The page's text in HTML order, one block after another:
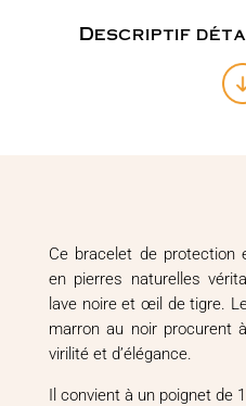
naturelles
Descriptif
Ce bracelet de
en pierres naturelles
lave noire et œil de tigre.
marron au noir procurent
virilité et d’élégance.
Il convient à un poignet de